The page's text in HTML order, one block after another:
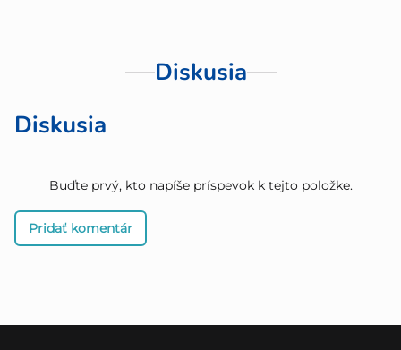
Diskusia
Diskusia
Buďte prvý, kto napíše príspevok k tejto položke.
Pridať komentár